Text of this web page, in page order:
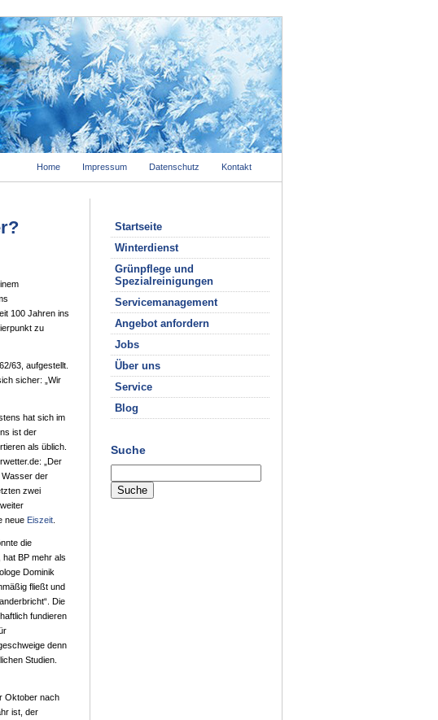
Home Impressum Datenschutz Kontakt
Startseite
Winterdienst
Grünpflege und
Spezialreinigungen
Servicemanagement
Angebot anfordern
Jobs
Über uns
Service
Blog
Suche
100 Jahren ins
zu
63, aufgestellt.
sicher: „Wir
hat sich im
ist der
als üblich.
„Der
Wasser der
zwei
neue Eiszeit
die
BP mehr als
Dominik
fließt und
Die
fundieren
denn
Studien.
Oktober nach
ist, der